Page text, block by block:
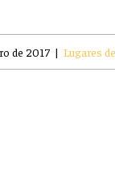
de 2017 | Lugares